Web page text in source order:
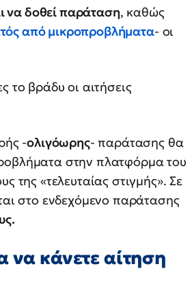
να δοθεί παράταση, καθώς
από μικροπροβλήματα- οι
το βράδυ οι αιτήσεις
-ολιγόωρης- παράτασης θα
στην πλατφόρμα του
της «τελευταίας στιγμής». Σε
στο ενδεχόμενο παράτασης
να κάνετε αίτηση